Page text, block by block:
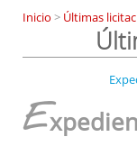
Inicio > Últimas
E